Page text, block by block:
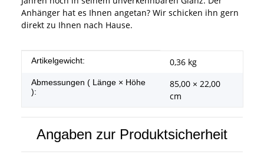
Anhänger hat es Ihnen angetan? Wir schicken ihn gern
direkt zu Ihnen nach Hause.
Produkteigenschaft
Wert
Artikelgewicht: 0,36 kg
Abmessungen ( Länge × Höhe
):
85,00 × 22,00
cm
Angaben zur Produktsicherheit